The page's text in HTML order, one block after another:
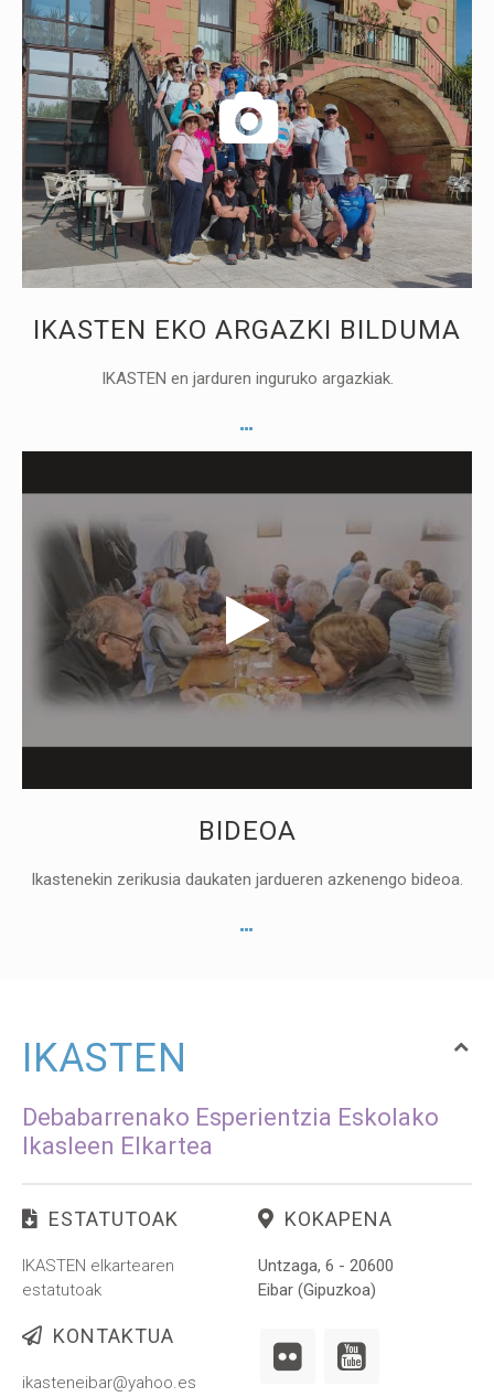
IKASTEN EKO ARGAZKI BILDUMA
IKASTEN en jarduren inguruko argazkiak.
BIDEOA
Ikastenekin zerikusia daukaten jardueren azkenengo bideoa.
IKASTEN
Debabarrenako Esperientzia Eskolako
Ikasleen Elkartea
ESTATUTOAK
IKASTEN elkartearen
estatutoak
KOKAPENA
Untzaga, 6 - 20600
Eibar (Gipuzkoa)
KONTAKTUA
ikasteneibar@yahoo.es